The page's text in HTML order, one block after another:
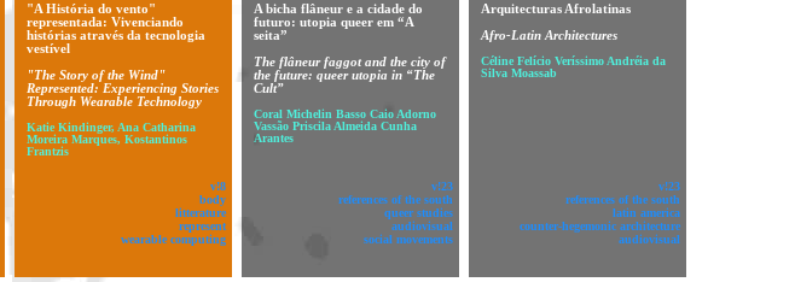
"A História do vento"
representada: Vivenciando
histórias através da tecnologia
vestível
"The Story of the Wind"
Represented: Experiencing Stories
Through Wearable Technology
Katie Kindinger, Ana Catharina
Moreira Marques, Kostantinos
Frantzis
v!8
body
litterature
represent
wearable computing
A bicha flâneur e a cidade do
futuro: utopia queer em “A
seita”
The flâneur faggot and the city of
the future: queer utopia in “The
Cult”
Coral Michelin Basso Caio Adorno
Vassão Priscila Almeida Cunha
Arantes
v!23
references of the south
queer studies
audiovisual
social movements
Arquitecturas Afrolatinas
Afro-Latin Architectures
Céline Felício Veríssimo Andréia da
Silva Moassab
v!23
references of the south
latin america
counter-hegemonic architecture
audiovisual